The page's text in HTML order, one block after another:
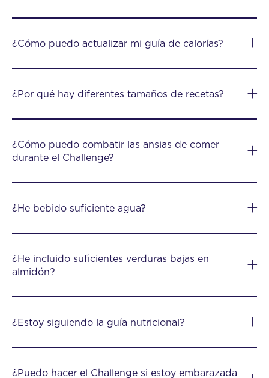
¿Cómo puedo actualizar mi guía de calorías?
¿Por qué hay diferentes tamaños de recetas?
¿Cómo puedo combatir las ansias de comer
durante el Challenge?
¿He bebido suficiente agua?
¿He incluido suficientes verduras bajas en
almidón?
¿Estoy siguiendo la guía nutricional?
¿Puedo hacer el Challenge si estoy embarazada